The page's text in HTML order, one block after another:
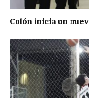
Colón inicia un